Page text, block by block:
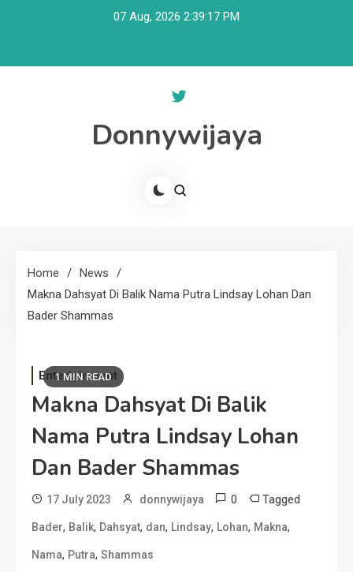
07 Aug, 2026 2:39:17 PM
Donnywijaya
Home
News
Makna Dahsyat Di Balik Nama Putra Lindsay Lohan Dan
Bader Shammas
1 MIN READ
Entertainment
Makna Dahsyat Di Balik
Nama Putra Lindsay Lohan
Dan Bader Shammas
17 July 2023 donnywijaya 0 Tagged
Bader, Balik, Dahsyat, dan, Lindsay, Lohan, Makna,
Nama, Putra, Shammas